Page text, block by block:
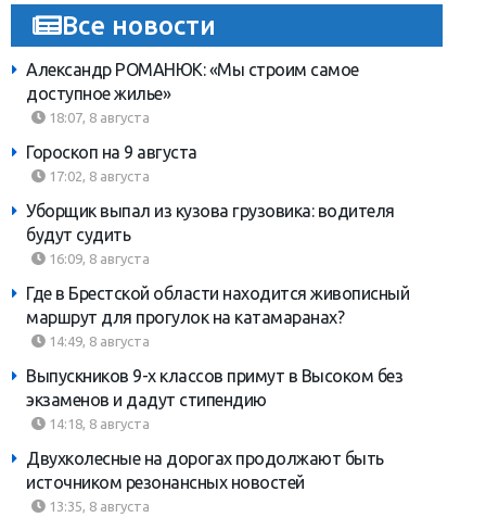
Все новости
Александр РОМАНЮК: «Мы строим самое
доступное жилье»
18:07, 8 августа
Гороскоп на 9 августа
17:02, 8 августа
Уборщик выпал из кузова грузовика: водителя
будут судить
16:09, 8 августа
Где в Брестской области находится живописный
маршрут для прогулок на катамаранах?
14:49, 8 августа
Выпускников 9-х классов примут в Высоком без
экзаменов и дадут стипендию
14:18, 8 августа
Двухколесные на дорогах продолжают быть
источником резонансных новостей
13:35, 8 августа